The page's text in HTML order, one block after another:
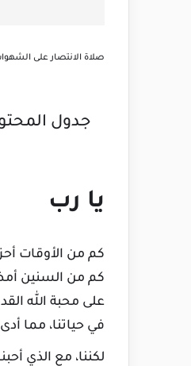
صلاة الانتصار على
جدول
يا رب
كم من الأوقات
كم من السنين
على محبة الله
في حياتنا، مما
لكننا، مع الذي